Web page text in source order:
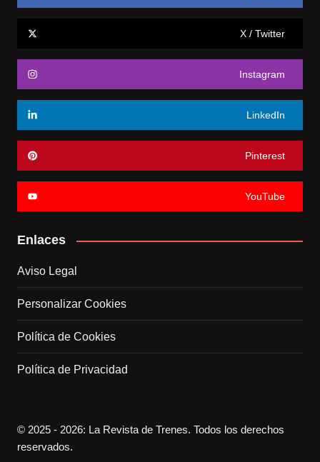
X / Twitter
Instagram
LinkedIn
Pinterest
YouTube
Enlaces
Aviso Legal
Personalizar Cookies
Política de Cookies
Política de Privacidad
© 2025 - 2026: La Revista de Trenes. Todos los derechos
reservados.